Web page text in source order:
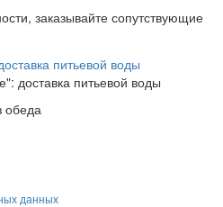
заказывайте сопутствующие
доставка питьевой воды
обеда
данных